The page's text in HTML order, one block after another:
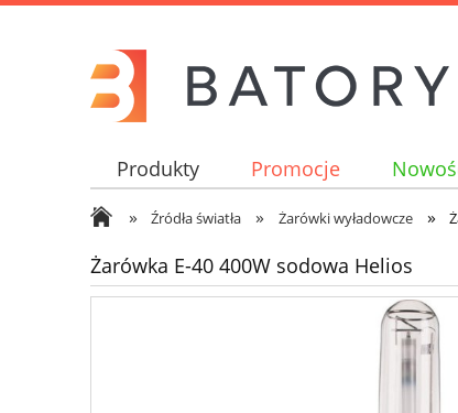
Produkty Promocje
» Źródła światła » Żarówki wyładowcze »
Żarówka E-40 400W sodowa Helios